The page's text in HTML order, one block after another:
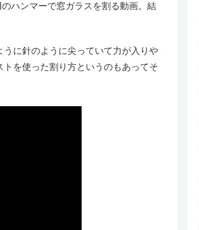
ハンマーで窓ガラスを割る動画。結
に針のように尖っていて力が入りや
を使った割り方というのもあってそ